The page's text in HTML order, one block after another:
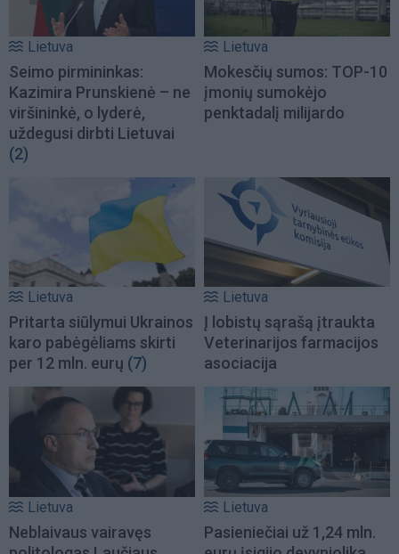
Lietuva
Seimo pirmininkas:
Kazimira Prunskienė – ne
viršininkė, o lyderė,
uždegusi dirbti Lietuvai
(2)
Lietuva
Mokesčių sumos: TOP-10
įmonių sumokėjo
penktadalį milijardo
Lietuva
Pritarta siūlymui Ukrainos
karo pabėgėliams skirti
per 12 mln. eurų (7)
Lietuva
Į lobistų sąrašą įtraukta
Veterinarijos farmacijos
asociacija
Lietuva
Neblaivaus vairavęs
Lietuva
Pasieniečiai už 1,24 mln.